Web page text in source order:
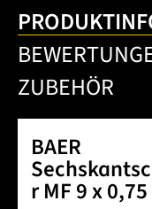
ZUBEHÖR
BAER
r MF 9 x